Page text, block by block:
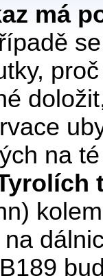
má
na